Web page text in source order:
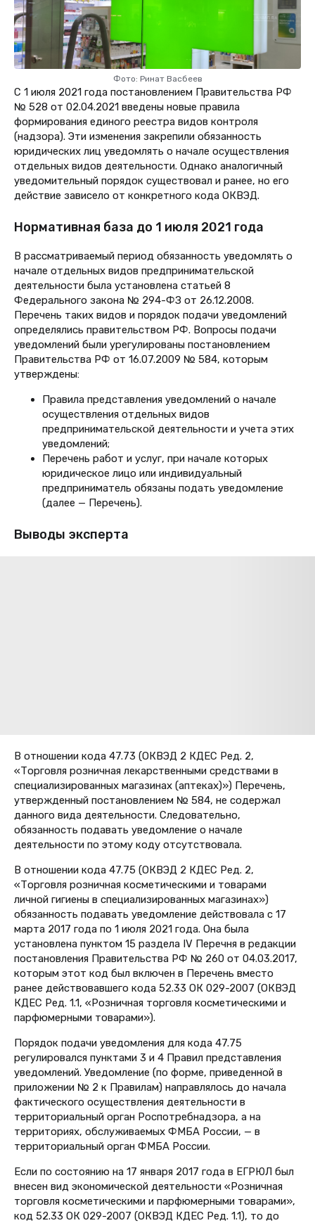
Фото: Ринат Васбеев
С 1 июля 2021 года постановлением Правительства РФ
№ 528 от 02.04.2021 введены новые правила
формирования единого реестра видов контроля
(надзора). Эти изменения закрепили обязанность
юридических лиц уведомлять о начале осуществления
отдельных видов деятельности. Однако аналогичный
уведомительный порядок существовал и ранее, но его
действие зависело от конкретного кода ОКВЭД.
Нормативная база до 1 июля 2021 года
В рассматриваемый период обязанность уведомлять о
начале отдельных видов предпринимательской
деятельности была установлена статьей 8
Федерального закона № 294-ФЗ от 26.12.2008.
Перечень таких видов и порядок подачи уведомлений
определялись правительством РФ. Вопросы подачи
уведомлений были урегулированы постановлением
Правительства РФ от 16.07.2009 № 584, которым
утверждены:
Правила представления уведомлений о начале
осуществления отдельных видов
предпринимательской деятельности и учета этих
уведомлений;
Перечень работ и услуг, при начале которых
юридическое лицо или индивидуальный
предприниматель обязаны подать уведомление
(далее — Перечень).
Выводы эксперта
В отношении кода 47.73 (ОКВЭД 2 КДЕС Ред. 2,
«Торговля розничная лекарственными средствами в
специализированных магазинах (аптеках)») Перечень,
утвержденный постановлением № 584, не содержал
данного вида деятельности. Следовательно,
обязанность подавать уведомление о начале
деятельности по этому коду отсутствовала.
В отношении кода 47.75 (ОКВЭД 2 КДЕС Ред. 2,
«Торговля розничная косметическими и товарами
личной гигиены в специализированных магазинах»)
обязанность подавать уведомление действовала с 17
марта 2017 года по 1 июля 2021 года. Она была
установлена пунктом 15 раздела IV Перечня в редакции
постановления Правительства РФ № 260 от 04.03.2017,
которым этот код был включен в Перечень вместо
ранее действовавшего кода 52.33 ОК 029-2007 (ОКВЭД
КДЕС Ред. 1.1, «Розничная торговля косметическими и
парфюмерными товарами»).
Порядок подачи уведомления для кода 47.75
регулировался пунктами 3 и 4 Правил представления
уведомлений. Уведомление (по форме, приведенной в
приложении № 2 к Правилам) направлялось до начала
фактического осуществления деятельности в
территориальный орган Роспотребнадзора, а на
территориях, обслуживаемых ФМБА России, — в
территориальный орган ФМБА России.
Если по состоянию на 17 января 2017 года в ЕГРЮЛ был
внесен вид экономической деятельности «Розничная
торговля косметическими и парфюмерными товарами»,
код 52.33 ОК 029-2007 (ОКВЭД КДЕС Ред. 1.1), то до